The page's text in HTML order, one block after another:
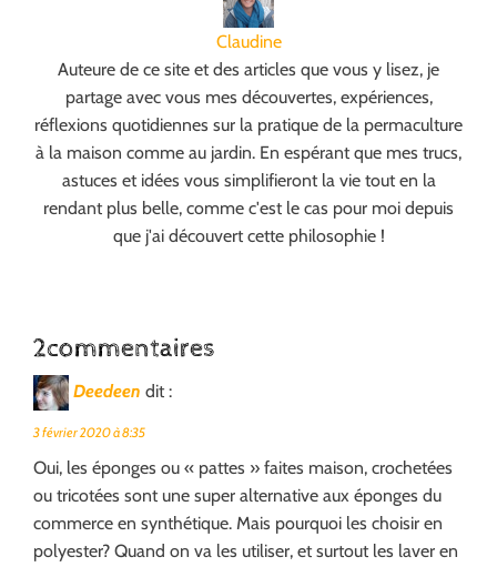
Claudine
Auteure de ce site et des articles que vous y lisez, je
partage avec vous mes découvertes, expériences,
réflexions quotidiennes sur la pratique de la permaculture
à la maison comme au jardin. En espérant que mes trucs,
astuces et idées vous simplifieront la vie tout en la
rendant plus belle, comme c'est le cas pour moi depuis
que j'ai découvert cette philosophie !
2commentaires
Deedeen dit :
3 février 2020 à 8:35
Oui, les éponges ou « pattes » faites maison, crochetées
ou tricotées sont une super alternative aux éponges du
commerce en synthétique. Mais pourquoi les choisir en
polyester? Quand on va les utiliser, et surtout les laver en